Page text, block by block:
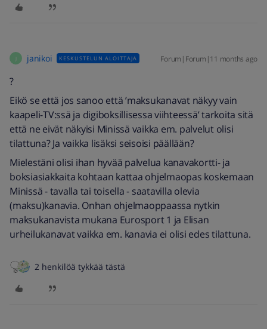
janikoi KESKUSTELUN ALOITTAJA Forum|Forum|11 months ago
?
Eikö se että jos sanoo että ’maksukanavat näkyy vain
kaapeli-TV:ssä ja digiboksillisessa viihteessä’ tarkoita sitä
että ne eivät näkyisi Minissä vaikka em. palvelut olisi
tilattuna? Ja vaikka lisäksi seisoisi päällään?
Mielestäni olisi ihan hyvää palvelua kanavakortti- ja
boksiasiakkaita kohtaan kattaa ohjelmaopas koskemaan
Minissä - tavalla tai toisella - saatavilla olevia
(maksu)kanavia. Onhan ohjelmaoppaassa nytkin
maksukanavista mukana Eurosport 1 ja Elisan
urheilukanavat vaikka em. kanavia ei olisi edes tilattuna.
2 henkilöä tykkää tästä